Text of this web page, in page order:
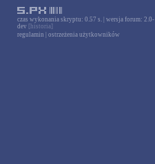
czas wykonania skryptu: 0.57 s. | wersja forum: 2.0-
dev [historia]
regulamin
ostrzeżenia użytkowników